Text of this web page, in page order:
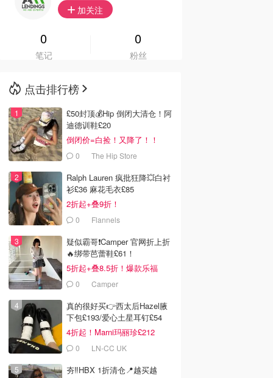
🇦🇺
加关注
0
笔记
0
粉丝
点击排行榜
£50封顶💰Hip 倒闭大清仓！阿
迪德训鞋£20
倒闭价=白捡！又降了！！
0 The Hip Store
Ralph Lauren 疯批狂降💥白衬
衫£36 麻花毛衣£85
2折起+叠9折！
0 Flannels
疑似霸哥❗️Camper 官网折上折
🔥绑带芭蕾鞋£61！
5折起+叠8.5折！爆款乐福
£68！
0 Camper
真的很好买👉西太后Hazel腋
下包£193/爱心土星耳钉£54
4折起！Marni玛丽珍£212
0 LN-CC UK
夯‼️HBX 1折清仓📍越买越